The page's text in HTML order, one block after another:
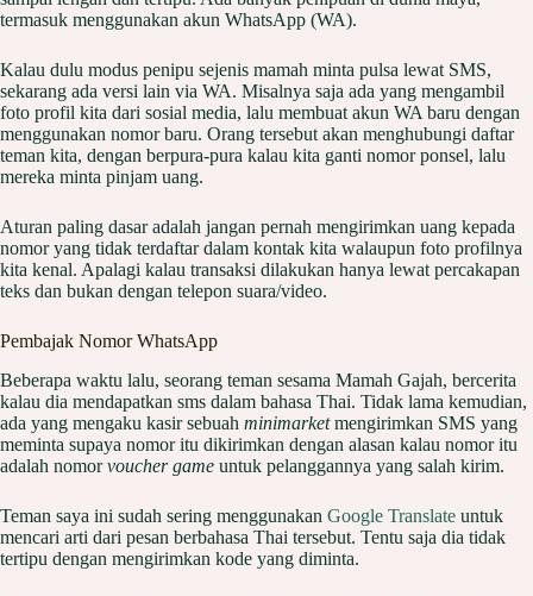
termasuk menggunakan akun WhatsApp (WA).
Kalau dulu modus penipu sejenis mamah minta pulsa lewat SMS,
sekarang ada versi lain via WA. Misalnya saja ada yang mengambil
foto profil kita dari sosial media, lalu membuat akun WA baru dengan
menggunakan nomor baru. Orang tersebut akan menghubungi daftar
teman kita, dengan berpura-pura kalau kita ganti nomor ponsel, lalu
mereka minta pinjam uang.
Aturan paling dasar adalah jangan pernah mengirimkan uang kepada
nomor yang tidak terdaftar dalam kontak kita walaupun foto profilnya
kita kenal. Apalagi kalau transaksi dilakukan hanya lewat percakapan
teks dan bukan dengan telepon suara/video.
Pembajak Nomor WhatsApp
Beberapa waktu lalu, seorang teman sesama Mamah Gajah, bercerita
kalau dia mendapatkan sms dalam bahasa Thai. Tidak lama kemudian,
ada yang mengaku kasir sebuah minimarketmengirimkan SMS yang
meminta supaya nomor itu dikirimkan dengan alasan kalau nomor itu
adalah nomorvoucher game untuk pelanggannya yang salah kirim.
Teman saya ini sudah sering menggunakan Google Translate untuk
mencari arti dari pesan berbahasa Thai tersebut. Tentu saja dia tidak
tertipu dengan mengirimkan kode yang diminta.